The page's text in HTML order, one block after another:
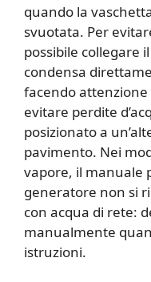
quando la
svuotata. Per
possibile collegare
condensa
facendo attenzione
evitare perdite
posizionato a
pavimento. Nei
vapore, il manuale
generatore non si
con acqua di rete:
manualmente
istruzioni.